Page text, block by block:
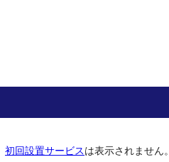
初回設置サービスは表示されません。